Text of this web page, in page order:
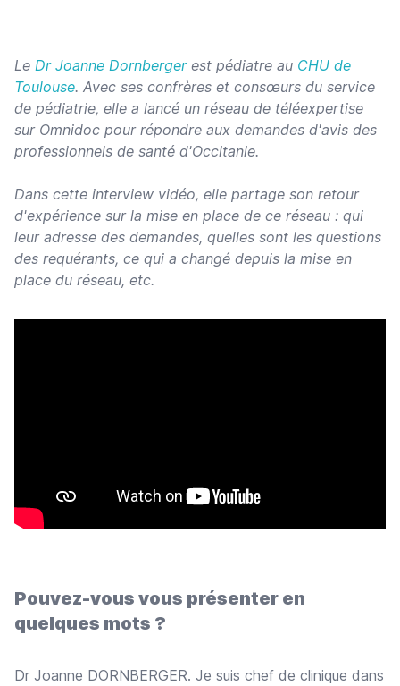
Le Dr Joanne Dornbergerest pédiatre au CHU de
Toulouse. Avec ses confrères et consœurs du service
de pédiatrie, elle a lancé un réseau de téléexpertise
sur Omnidoc pour répondre aux demandes d'avis des
professionnels de santé d'Occitanie.
Dans cette interview vidéo, elle partage son retour
d'expérience sur la mise en place de ce réseau : qui
leur adresse des demandes, quelles sont les questions
des requérants, ce qui a changé depuis la mise en
place du réseau, etc.
Pouvez-vous vous présenter en
quelques mots ?
Dr Joanne DORNBERGER. Je suis chef de clinique dans